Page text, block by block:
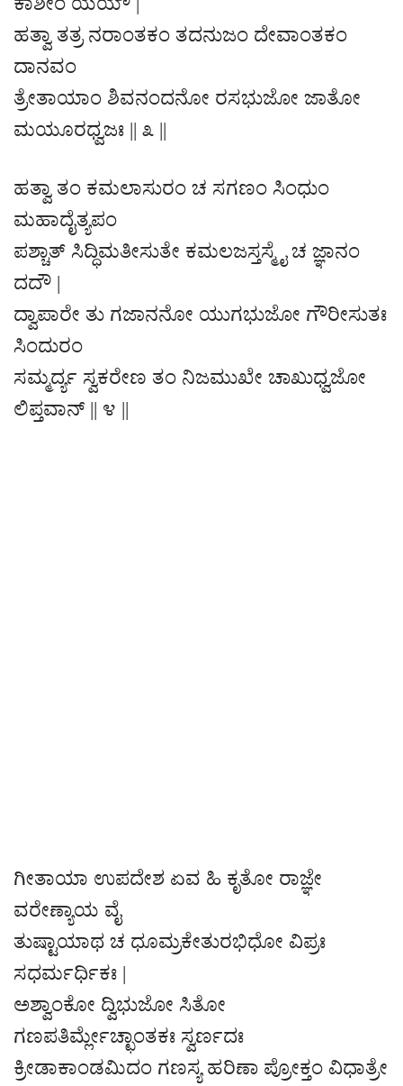
ಹತ್ವಾ ತತ್ರ ನರಾಂತಕಂ ತದನುಜಂ ದೇವಾಂತಕಂ
ದಾನವಂ
ತ್ರೇತಾಯಾಂ ಶಿವನಂದನೋ ರಸಭುಜೋ ಜಾತೋ
ಮಯೂರಧ್ವಜಃ || ೩ ||
ಹತ್ವಾ ತಂ ಕಮಲಾಸುರಂ ಚ ಸಗಣಂ ಸಿಂಧುಂ
ಮಹಾದೈತ್ಯಪಂ
ಪಶ್ಚಾತ್ ಸಿದ್ಧಿಮತೀಸುತೇ ಕಮಲಜಸ್ತಸ್ಮೈ ಚ ಜ್ಞಾನಂ
ದದೌ |
ದ್ವಾಪಾರೇ ತು ಗಜಾನನೋ ಯುಗಭುಜೋ ಗೌರೀಸುತಃ
ಸಿಂದುರಂ
ಸಮ್ಮರ್ದ್ಯ ಸ್ವಕರೇಣ ತಂ ನಿಜಮುಖೇ ಚಾಖುಧ್ವಜೋ
ಲಿಪ್ತವಾನ್ || ೪ ||
ಗೀತಾಯಾ ಉಪದೇಶ ಏವ ಹಿ ಕೃತೋ ರಾಜ್ಞೇ
ವರೇಣ್ಯಾಯ ವೈ
ತುಷ್ಟಾಯಾಥ ಚ ಧೂಮ್ರಕೇತುರಭಿಧೋ ವಿಪ್ರಃ
ಸಧರ್ಮರ್ಧಿಕಃ |
ಅಶ್ವಾಂಕೋ ದ್ವಿಭುಜೋ ಸಿತೋ
ಗಣಪತಿರ್ಮ್ಲೇಚ್ಛಾಂತಕಃ ಸ್ವರ್ಣದಃ
ಕ್ರೀಡಾಕಾಂಡಮಿದಂ ಗಣಸ್ಯ ಹರಿಣಾ ಪ್ರೋಕ್ತಂ ವಿಧಾತ್ರೇ